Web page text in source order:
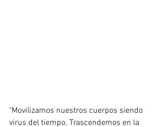
"Movilizamos nuestros cuerpos siendo
virus del tiempo. Trascendemos en la